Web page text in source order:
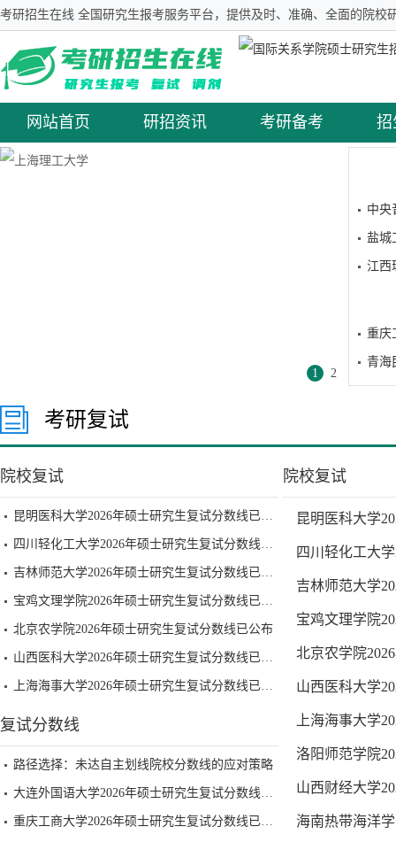
考研招生在线 全国研究生报考服务平台，提供及时、准确、全面的院校
网站首页 研招资讯 考研备考 招
1 2
中央
盐城
江西
重庆
青海
考研复试
院校复试
昆明医科大学2026年硕士研究生复试分数线已公布
四川轻化工大学2026年硕士研究生复试分数线已公布
吉林师范大学2026年硕士研究生复试分数线已公布
宝鸡文理学院2026年硕士研究生复试分数线已公布
北京农学院2026年硕士研究生复试分数线已公布
山西医科大学2026年硕士研究生复试分数线已公布
上海海事大学2026年硕士研究生复试分数线已公布
复试分数线
路径选择：未达自主划线院校分数线的应对策略
大连外国语大学2026年硕士研究生复试分数线已公布
重庆工商大学2026年硕士研究生复试分数线已公布
院校复试
昆明医科大学
四川轻化工大
吉林师范大学
宝鸡文理学院
北京农学院
山西医科大学
上海海事大学
洛阳师范学院
山西财经大学
海南热带海洋